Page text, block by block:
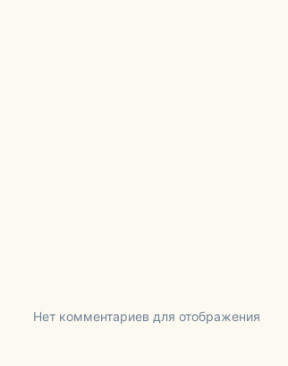
Нет комментариев для отображения